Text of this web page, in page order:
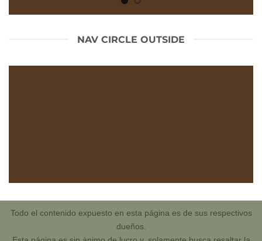
NAV CIRCLE OUTSIDE
Todo el contenido expuesto en esta página es de sus respectivos
dueños.